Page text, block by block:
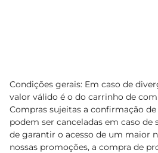
Condições gerais: Em caso de
valor válido é o do carrinho de
Compras sujeitas a confirmação
podem ser canceladas em caso de
de garantir o acesso de um maior
nossas promoções, a compra de